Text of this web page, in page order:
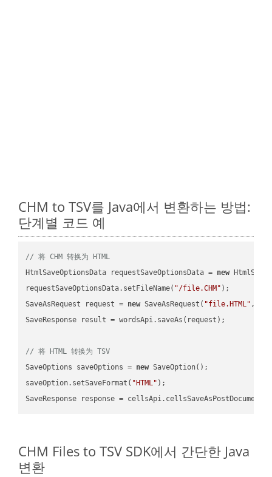
CHM to TSV를 Java에서 변환하는 방법:
단계별 코드 예
// 将 CHM 转换为 HTML
HtmlSaveOptionsData requestSaveOptionsData = new
requestSaveOptionsData.setFileName( "/file.CHM" );
SaveAsRequest request = new SaveAsRequest( "file.HTML"
SaveResponse result = wordsApi.saveAs(request);
// 将 HTML 转换为 TSV
SaveOptions saveOptions = new SaveOption();
saveOption.setSaveFormat( "HTML" );
SaveResponse response =
CHM Files to TSV SDK에서 간단한 Java
변환